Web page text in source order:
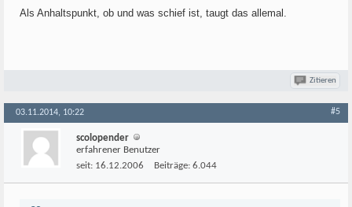
Als Anhaltspunkt, ob und was schief ist, taugt das allemal.
Zitieren
03.11.2014, 10:22 #5
scolopender
erfahrener Benutzer
seit: 16.12.2006 Beiträge: 6.044